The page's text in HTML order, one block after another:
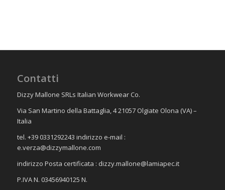
Contatti
Dizzy Mallone SRLs Italian Workwear Co.
Via San Martino della Battaglia, 4 21057 Olgiate Olona (VA) –
Italia
tel. +39 0331292243 indirizzo e-mail :
e.verza@dizzymallone.com
indirizzo Posta certificata : dizzy.mallone@lamiapec.it
P.IVA N. 03456940125 N.